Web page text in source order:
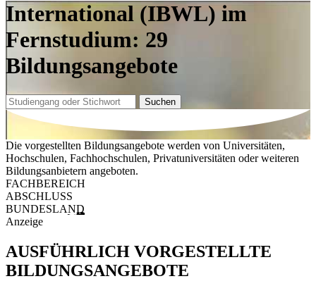
International (IBWL) im
Fernstudium: 29
Bildungsangebote
Suchen
Die vorgestellten Bildungsangebote werden von Universitäten,
Hochschulen, Fachhochschulen, Privatuniversitäten oder weiteren
Bildungsanbietern angeboten.
FACHBEREICH
ABSCHLUSS
BUNDESLAND
Anzeige
AUSFÜHRLICH VORGESTELLTE
BILDUNGSANGEBOTE